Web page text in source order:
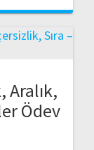
Aralık,
Ödev